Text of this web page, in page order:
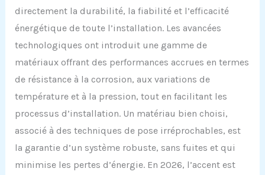
directement la durabilité, la fiabilité et l’efficacité
énergétique de toute l’installation. Les avancées
technologiques ont introduit une gamme de
matériaux offrant des performances accrues en termes
de résistance à la corrosion, aux variations de
température et à la pression, tout en facilitant les
processus d’installation. Un matériau bien choisi,
associé à des techniques de pose irréprochables, est
la garantie d’un système robuste, sans fuites et qui
minimise les pertes d’énergie. En 2026, l’accent est